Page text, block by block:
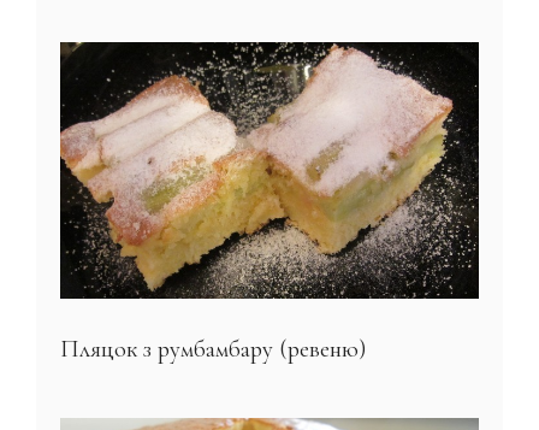
Пляцок з румбамбару (ревеню)